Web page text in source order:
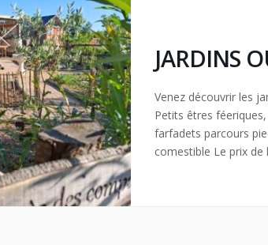
JARDINS
Venez découvrir les
Petits êtres
farfadets parcours
comestible Le prix de